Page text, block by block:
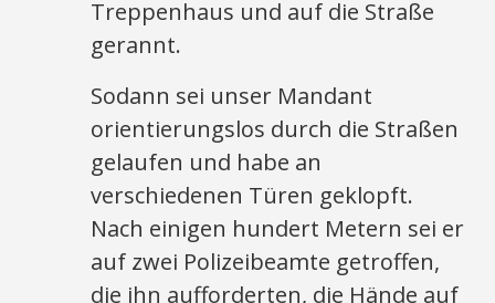
Treppenhaus und auf die Straße
gerannt.
Sodann sei unser Mandant
orientierungslos durch die Straßen
gelaufen und habe an
verschiedenen Türen geklopft.
Nach einigen hundert Metern sei er
auf zwei Polizeibeamte getroffen,
die ihn aufforderten, die Hände auf